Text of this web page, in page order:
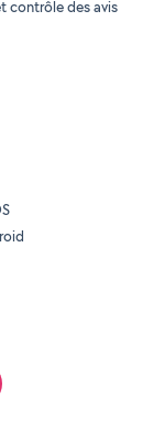
contrôle des avis